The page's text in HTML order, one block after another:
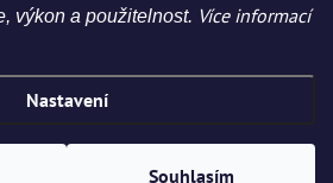
výkon a použitelnost. Více informací
Nastavení
Souhlasím
Shoptet